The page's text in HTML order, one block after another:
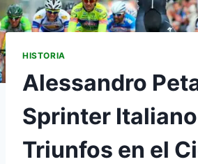
HISTORIA
Alessandro
Sprinter
Triunfos en el